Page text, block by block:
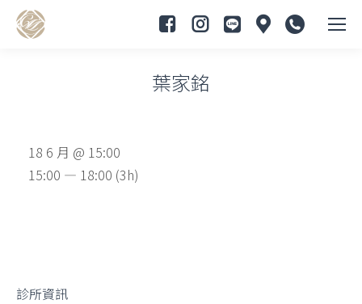
葉家銘
18 6 月 @ 15:00
15:00 — 18:00 (3h)
診所資訊